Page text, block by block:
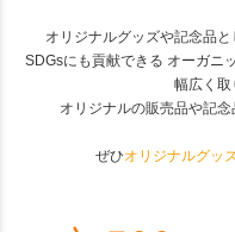
オリジナルグッズや記念品
SDGsにも貢献できる オーガニ
幅広く取
オリジナルの販売品や記
ぜひオリジナルグッ